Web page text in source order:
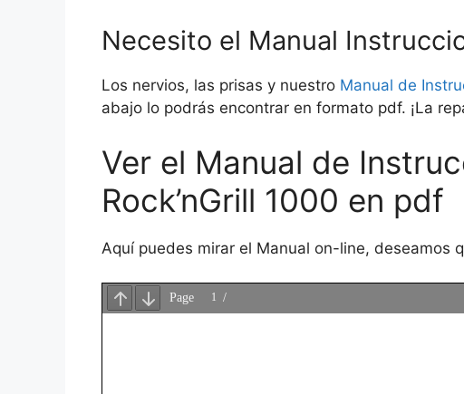
Necesito el Manual
Los nervios, las prisas y nuestro Manual de
abajo lo podrás encontrar en formato pdf. ¡La
Ver el Manual de
Rock’nGrill 1000 en pdf
Aquí puedes mirar el Manual on-line, deseamos